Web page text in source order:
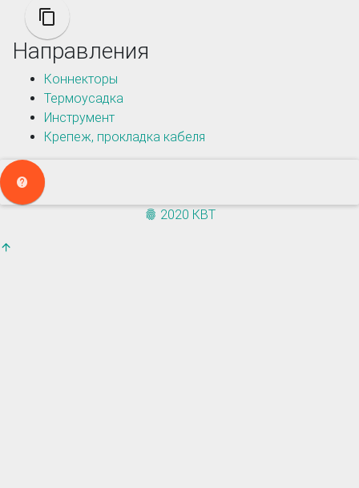
Направления
Коннекторы
Термоусадка
Инструмент
Крепеж, прокладка кабеля
2020 КВТ